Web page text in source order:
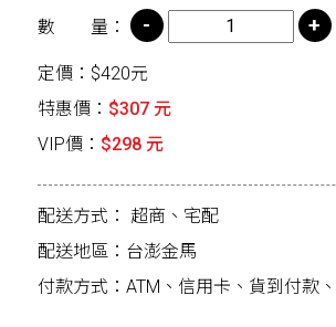
數 量：
定價：$420元
特惠價： $307 元
VIP價： $298 元
配送方式： 超商、宅配
配送地區：台澎金馬
付款方式：ATM、信用卡、貨到付款